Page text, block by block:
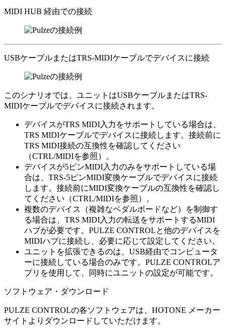
MIDI HUB 経由での接続
USBケーブルまたはTRS-MIDIケーブルでデバイスに接続
このシナリオでは、ユニットはUSBケーブルまたはTRS-
MIDIケーブルでデバイスに接続されます。
デバイスがTRS MIDI入力をサポートしている場合は、
TRS MIDIケーブルでデバイスに接続します。接続前に
TRS MIDI接続の互換性を確認してください
（CTRL/MIDIを参照）。
デバイスが5ピンMIDI入力のみをサポートしている場
合は、TRS-5ピンMIDI変換ケーブルでデバイスに接続
します。接続前にMIDI変換ケーブルの互換性を確認し
てください（CTRL/MIDIを参照）。
複数のデバイス（複雑なペダルボードなど）を制御す
る場合は、TRS MIDI入力の転送をサポートするMIDI
ハブが必要です。PULZE CONTROLと他のデバイスを
MIDIハブに接続し、必要に応じて設定してください。
ユニットを拡張できるのは、USB経由でコンピュータ
ーに接続している場合のみです。PULZE CONTROLア
プリを使用して、同時にユニットの設定が可能です。
ソフトウェア・ダウンロード
PULZE CONTROLの各ソフトウェアは、HOTONE メーカー
サイトよりダウンロードしていただけます。